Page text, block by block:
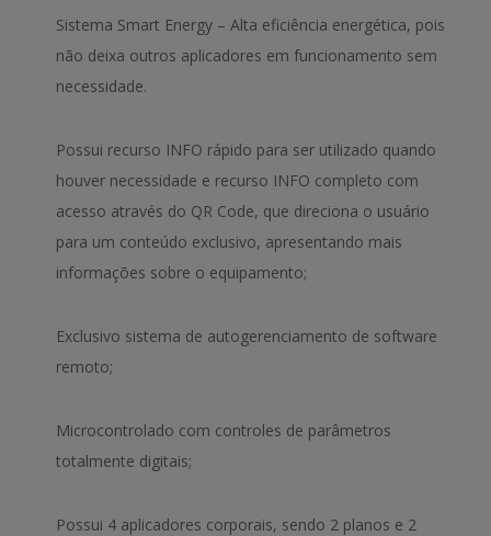
Sistema Smart Energy – Alta eficiência energética, pois
não deixa outros aplicadores em funcionamento sem
necessidade.
Possui recurso INFO rápido para ser utilizado quando
houver necessidade e recurso INFO completo com
acesso através do QR Code, que direciona o usuário
para um conteúdo exclusivo, apresentando mais
informações sobre o equipamento;
Exclusivo sistema de autogerenciamento de software
remoto;
Microcontrolado com controles de parâmetros
totalmente digitais;
Possui 4 aplicadores corporais, sendo 2 planos e 2